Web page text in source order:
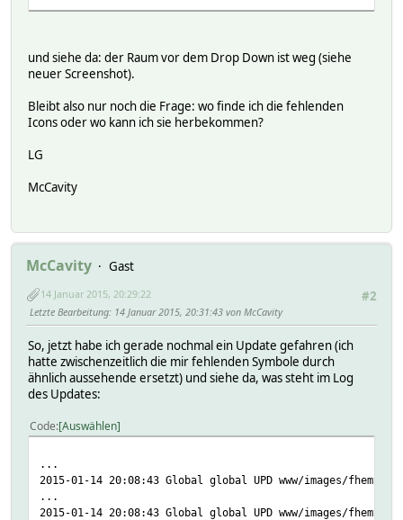
und siehe da: der Raum vor dem Drop Down ist weg (siehe
neuer Screenshot).
Bleibt also nur noch die Frage: wo finde ich die fehlenden
Icons oder wo kann ich sie herbekommen?
LG
McCavity
McCavity
Gast
#2
14 Januar 2015, 20:29:22
Letzte Bearbeitung: 14 Januar 2015, 20:31:43 von McCavity
So, jetzt habe ich gerade nochmal ein Update gefahren (ich
hatte zwischenzeitlich die mir fehlenden Symbole durch
ähnlich aussehende ersetzt) und siehe da, was steht im Log
des Updates:
Code Auswählen
...
2015-01-14 20:08:43 Global global UPD www/images/
...
2015-01-14 20:08:43 Global global UPD www/images/